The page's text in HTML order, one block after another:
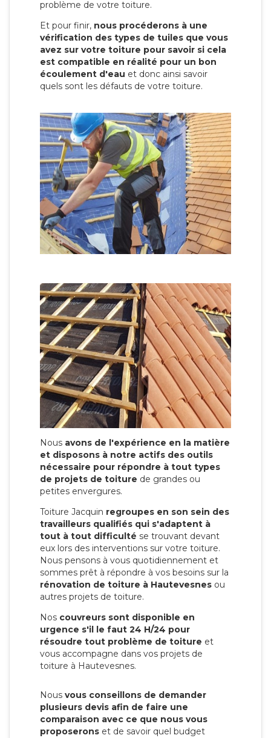
problème de votre toiture.
Et pour finir, nous procéderons à une
vérification des types de tuiles que vous
avez sur votre toiture pour savoir si cela
est compatible en réalité pour un bon
écoulement d'eau et donc ainsi savoir
quels sont les défauts de votre toiture.
Nous avons de l'expérience en la matière
et disposons à notre actifs des outils
nécessaire pour répondre à tout types
de projets de toiture de grandes ou
petites envergures.
Toiture Jacquin regroupes en son sein des
travailleurs qualifiés qui s'adaptent à
tout à tout difficulté se trouvant devant
eux lors des interventions sur votre toiture.
Nous pensons à vous quotidiennement et
sommes prêt à répondre à vos besoins sur la
rénovation de toiture à Hautevesnes ou
autres projets de toiture.
Nos couvreurs sont disponible en
urgence s'il le faut 24 H/24 pour
résoudre tout problème de toiture et
vous accompagne dans vos projets de
toiture à Hautevesnes.
Nous vous conseillons de demander
plusieurs devis afin de faire une
comparaison avec ce que nous vous
proposerons et de savoir quel budget